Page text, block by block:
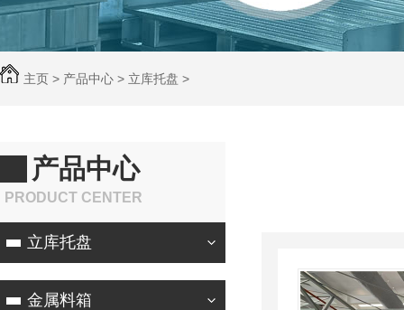
主页 > 产品中心 > 立库托盘 >
产品中心
PRODUCT CENTER
立库托盘
金属料箱